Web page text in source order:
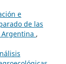
e
de las
,